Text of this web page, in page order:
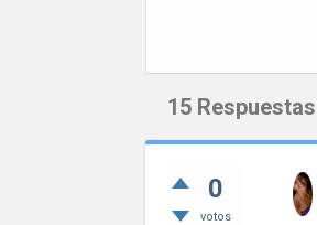
15 Respuestas
0
votos